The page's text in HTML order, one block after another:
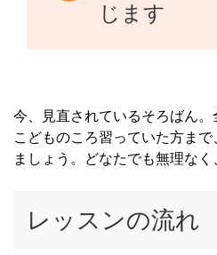
じます
今、見直されているそろばん。
こどものころ習っていた方ま
ましょう。どなたでも無理なく
レッスンの流れ